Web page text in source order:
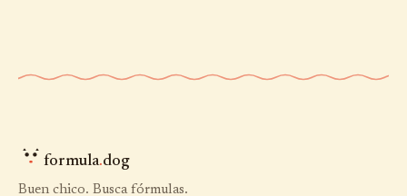
formula.dog
Buen chico. Busca fórmulas.